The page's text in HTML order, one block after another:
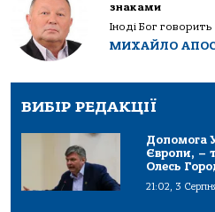
знаками
Іноді Бог
МИХАЙЛО
ВИБІР РЕДАКЦІЇ
Допомога
Європи, –
Олесь
21:02, 3